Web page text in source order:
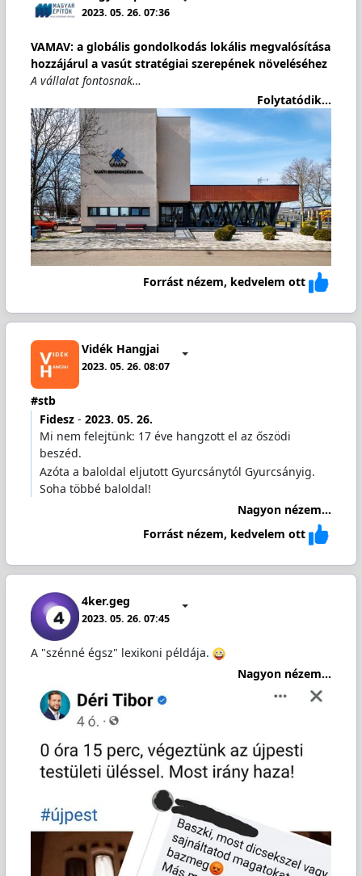
2023. 05. 26. 07:36
VAMAV: a globális gondolkodás lokális megvalósítása
hozzájárul a vasút stratégiai szerepének növeléséhez
A vállalat fontosnak…
Folytatódik...
Forrást nézem, kedvelem ott
Vidék Hangjai
2023. 05. 26. 08:07
#stb
Fidesz- 2023. 05. 26.
Mi nem felejtünk: 17 éve hangzott el az őszödi
beszéd.
Azóta a baloldal eljutott Gyurcsánytól Gyurcsányig.
Soha többé baloldal!
Nagyon nézem...
Forrást nézem, kedvelem ott
4ker.geg
2023. 05. 26. 07:45
A "szénné égsz" lexikoni példája.
Nagyon nézem...